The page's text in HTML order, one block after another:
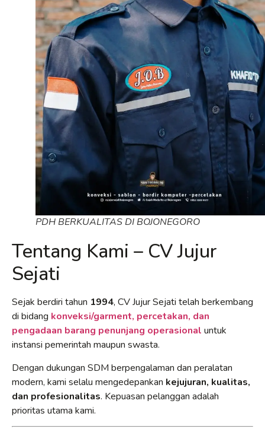
PDH BERKUALITAS DI BOJONEGORO
Tentang Kami – CV Jujur
Sejati
Sejak berdiri tahun 1994, CV Jujur Sejati telah berkembang
di bidang konveksi/garment, percetakan, dan
pengadaan barang penunjang operasional untuk
instansi pemerintah maupun swasta.
Dengan dukungan SDM berpengalaman dan peralatan
modern, kami selalu mengedepankan kejujuran, kualitas,
dan profesionalitas. Kepuasan pelanggan adalah
prioritas utama kami.